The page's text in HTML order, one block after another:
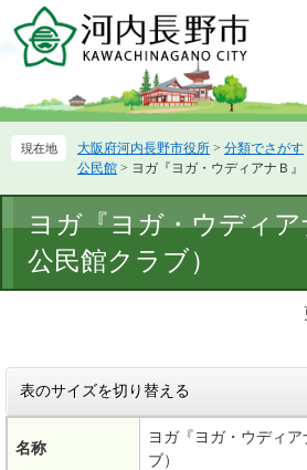
ー
先
ニ
を
て
大阪府河内長野市役所 > 分類でさがす
公民館 > ヨガ『ヨガ・ウディアナＢ』
文
ヨガ『ヨガ・ウディ
公民館クラブ）
表のサイズを切り替える
名称
ヨガ『ヨガ・ウディ
ブ）